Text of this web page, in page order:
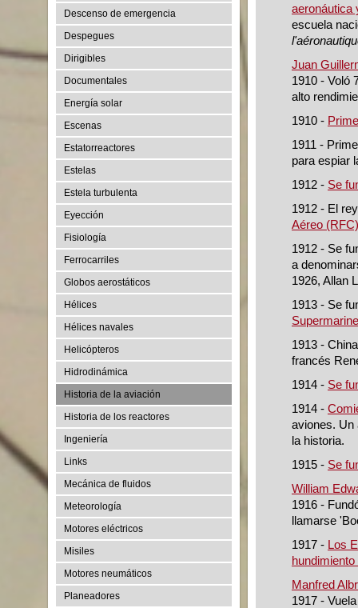
Descenso de emergencia
Despegues
Dirigibles
Documentales
Energía solar
Escenas
Estatorreactores
Estelas
Estela turbulenta
Eyección
Fisiología
Ferrocarriles
Globos aerostáticos
Hélices
Hélices navales
Helicópteros
Hidrodinámica
Historia de la aviación
Historia de los reactores
Ingeniería
Links
Mecánica de fluidos
Meteorología
Motores eléctricos
Misiles
Motores neumáticos
Planeadores
aeronáutica
escuela
Juan
1910 - Voló
alto
1910 -
1911 -
para espiar
1912 - Se
1912 - El
Aéreo (RFC)
1912 - Se
a
1926, Allan
1913 - Se
1913 -
francés
1914 - Se
1914 -
aviones. Un
la historia.
1915 - Se
William
1916 -
llamarse
1917 - Los
Manfred
1917 -